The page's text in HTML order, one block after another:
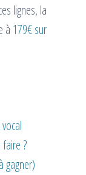
lignes, la
à 179€ sur
faire ?
gagner)